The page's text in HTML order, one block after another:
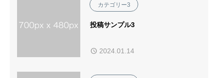
カテゴリー3
投稿サンプル3
2024.01.14